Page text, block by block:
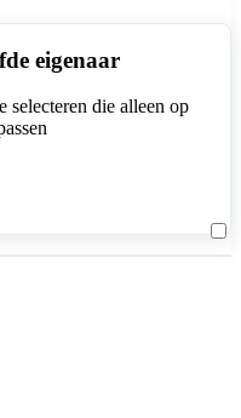
eigenaar
selecteren die alleen op